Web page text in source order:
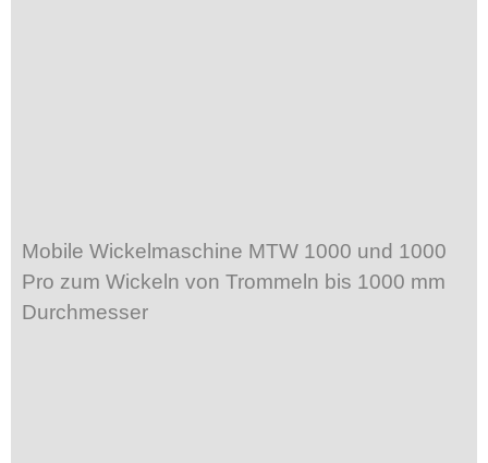
Mobile Wickelmaschine MTW 1000 und 1000
Pro zum Wickeln von Trommeln bis 1000 mm
Durchmesser